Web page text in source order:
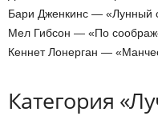
Бари Дженкинс — «Лунный
Мел Гибсон — «По
Кеннет Лонерган —
Категория